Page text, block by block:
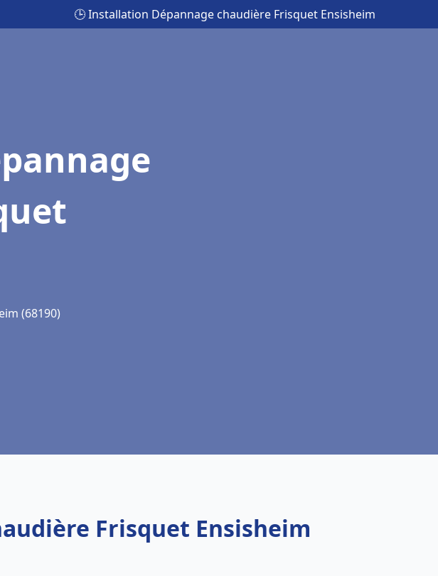
🕒 Installation Dépannage chaudière Frisquet Ensisheim
(68190)
Frisquet Ensisheim